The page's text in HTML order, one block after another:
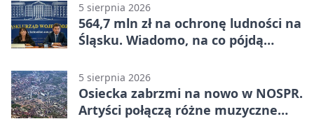
5 sierpnia 2026
564,7 mln zł na ochronę ludności na
Śląsku. Wiadomo, na co pójdą
5 sierpnia 2026
Osiecka zabrzmi na nowo w NOSPR.
Artyści połączą różne muzyczne